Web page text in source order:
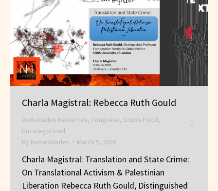
Charla Magistral: Rebecca Ruth Gould
Actividades Recientes, Congreso, Grupo Focal,
Uncategorized
By humanidades March 5, 2026
Charla Magistral: Translation and State Crime:
On Translational Activism & Palestinian
Liberation Rebecca Ruth Gould, Distinguished